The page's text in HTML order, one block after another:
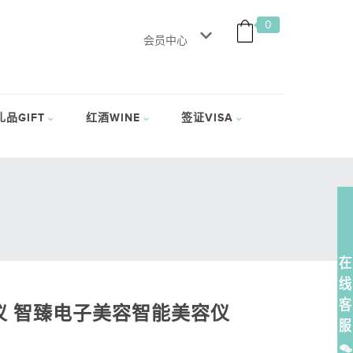
0
会员中心
品GIFT 红酒WINE 签证VISA
智臻电子美容智能美容仪